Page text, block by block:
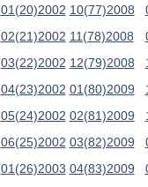
01(20)2002
02(21)2002
03(22)2002
04(23)2002
05(24)2002
06(25)2002
01(26)2003
10(77)2008
11(78)2008
12(79)2008
01(80)2009
02(81)2009
03(82)2009
04(83)2009